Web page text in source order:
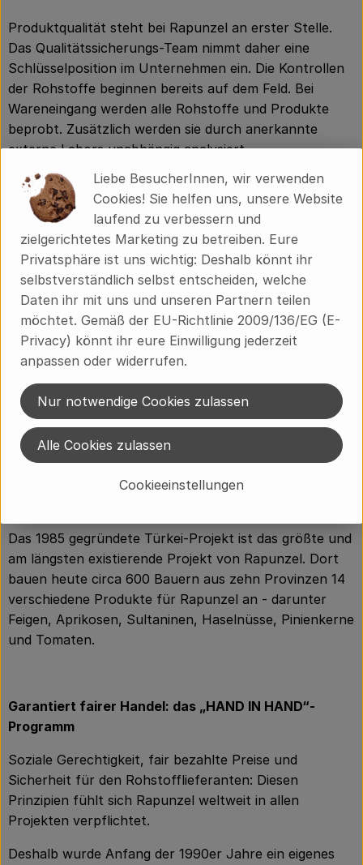
Produktqualität steht bei Rapunzel an erster Stelle.
Das Qualitätssicherungs-Team nimmt daher eine
Schlüsselposition im Unternehmen ein. Die Kontrollen
der Rohstoffe beginnen bereits auf dem Feld. Bei
Wareneingang werden alle Rohstoffe und Produkte
beprobt. Zusätzlich werden sie durch anerkannte
externe Labors unabhängig analysiert.
Wie schon zu Beginn liegen Rapunzel auch heute die
persönlichen Kontakte zu den Lieferanten und
langfristige Partnerschaften besonders am Herzen.
Besuche vor Ort, Beratung durch eigene Agrar-
Ingenieure und der rege Austausch miteinander sichern
die einwandfreie Qualität der Rohstoffe ab. Das schafft
Transparenz - vom Feld bis zum Teller des
Verbrauchers.
Das größte Rapunzel Anbauprojekt: Bio aus der
Türkei
Als Bio-Pionier setzt sich Rapunzel von Anfang an für
die Förderung der ökologischen Landwirtschaft ein. Aus
dieser Aufbauarbeit sind eigene Anbauprojekte in der
Das 1985 gegründete Türkei-Projekt ist das größte und
am längsten existierende Projekt von Rapunzel. Dort
bauen heute circa 600 Bauern aus zehn Provinzen 14
verschiedene Produkte für Rapunzel an - darunter
Feigen, Aprikosen, Sultaninen, Haselnüsse, Pinienkerne
und Tomaten.
Garantiert fairer Handel: das „HAND IN HAND“-
Programm
Soziale Gerechtigkeit, fair bezahlte Preise und
Sicherheit für den Rohstofflieferanten: Diesen
Prinzipien fühlt sich Rapunzel weltweit in allen
Projekten verpflichtet.
Deshalb wurde Anfang der 1990er Jahre ein eigenes
Liebe BesucherInnen, wir verwenden
Cookies! Sie helfen uns, unsere Website
laufend zu verbessern und
zielgerichtetes Marketing zu betreiben. Eure
Privatsphäre ist uns wichtig: Deshalb könnt ihr
selbstverständlich selbst entscheiden, welche
Daten ihr mit uns und unseren Partnern teilen
möchtet. Gemäß der EU-Richtlinie 2009/136/EG (E-
Privacy) könnt ihr eure Einwilligung jederzeit
anpassen oder widerrufen.
Cookieeinstellungen
Nur notwendige Cookies zulassen
Alle Cookies zulassen